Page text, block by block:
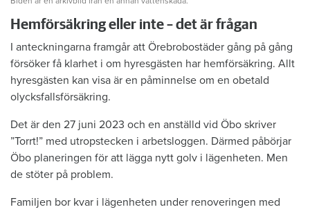
Hemförsäkring eller inte – det är frågan
I anteckningarna framgår att Örebrobostäder gång på gång
försöker få klarhet i om hyresgästen har hemförsäkring. Allt
hyresgästen kan visa är en påminnelse om en obetald
olycksfallsförsäkring.
Det är den 27 juni 2023 och en anställd vid Öbo skriver
”Torrt!” med utropstecken i arbetsloggen. Därmed påbörjar
Öbo planeringen för att lägga nytt golv i lägenheten. Men
de stöter på problem.
Familjen bor kvar i lägenheten under renoveringen med